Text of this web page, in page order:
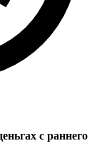
с раннего